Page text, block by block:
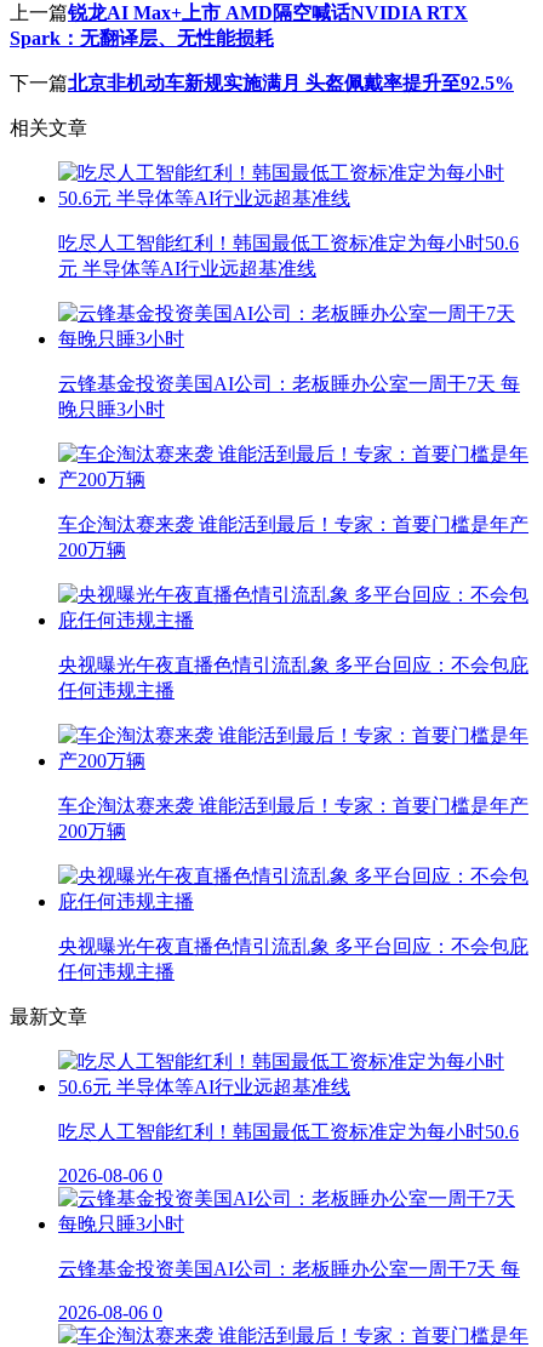
上一篇锐龙AI Max+上市 AMD隔空喊话NVIDIA RTX
Spark：无翻译层、无性能损耗
下一篇北京非机动车新规实施满月 头盔佩戴率提升至92.5%
相关文章
吃尽人工智能红利！韩国最低工资标准定为每小时50.6
元 半导体等AI行业远超基准线
云锋基金投资美国AI公司：老板睡办公室一周干7天 每
晚只睡3小时
车企淘汰赛来袭 谁能活到最后！专家：首要门槛是年产
200万辆
央视曝光午夜直播色情引流乱象 多平台回应：不会包庇
任何违规主播
车企淘汰赛来袭 谁能活到最后！专家：首要门槛是年产
200万辆
央视曝光午夜直播色情引流乱象 多平台回应：不会包庇
任何违规主播
最新文章
吃尽人工智能红利！韩国最低工资标准定为每小时50.6
2026-08-06 0
云锋基金投资美国AI公司：老板睡办公室一周干7天 每
2026-08-06 0